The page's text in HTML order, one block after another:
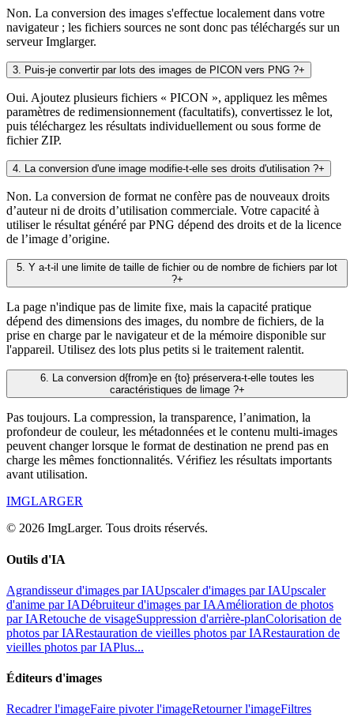
Non. La conversion des images s'effectue localement dans votre
navigateur ; les fichiers sources ne sont donc pas téléchargés sur un
serveur Imglarger.
3. Puis-je convertir par lots des images de PICON vers PNG ?+
Oui. Ajoutez plusieurs fichiers « PICON », appliquez les mêmes
paramètres de redimensionnement (facultatifs), convertissez le lot,
puis téléchargez les résultats individuellement ou sous forme de
fichier ZIP.
4. La conversion d'une image modifie-t-elle ses droits d'utilisation ?+
Non. La conversion de format ne confère pas de nouveaux droits
d’auteur ni de droits d’utilisation commerciale. Votre capacité à
utiliser le résultat généré par PNG dépend des droits et de la licence
de l’image d’origine.
5. Y a-t-il une limite de taille de fichier ou de nombre de fichiers par lot
?+
La page n'indique pas de limite fixe, mais la capacité pratique
dépend des dimensions des images, du nombre de fichiers, de la
prise en charge par le navigateur et de la mémoire disponible sur
l'appareil. Utilisez des lots plus petits si le traitement ralentit.
6. La conversion d{from}e en {to} préservera-t-elle toutes les
caractéristiques de limage ?+
Pas toujours. La compression, la transparence, l’animation, la
profondeur de couleur, les métadonnées et le contenu multi-images
peuvent changer lorsque le format de destination ne prend pas en
charge les mêmes fonctionnalités. Vérifiez les résultats importants
avant utilisation.
IMGLARGER
© 2026 ImgLarger. Tous droits réservés.
Outils d'IA
Agrandisseur d'images par IAUpscaler d'images par IAUpscaler
d'anime par IADébruiteur d'images par IAAmélioration de photos
par IARetouche de visageSuppression d'arrière-planColorisation de
photos par IARestauration de vieilles photos par IARestauration de
vieilles photos par IAPlus...
Éditeurs d'images
Recadrer l'imageFaire pivoter l'imageRetourner l'imageFiltres